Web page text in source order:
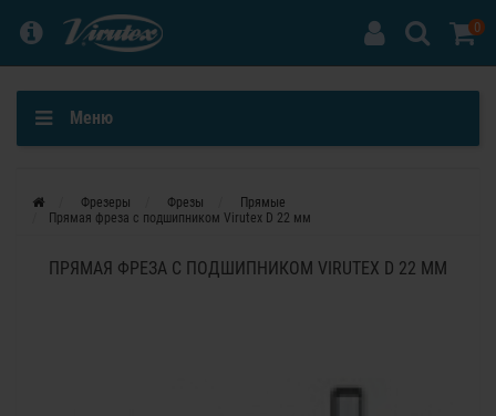
0
Меню
Фрезеры Фрезы
Прямые
Прямая фреза с подшипником Virutex D 22 мм
ПРЯМАЯ ФРЕЗА С ПОДШИПНИКОМ VIRUTEX D 22 ММ